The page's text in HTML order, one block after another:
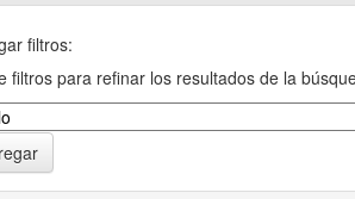
filtros:
filtros para refinar los resultados de la